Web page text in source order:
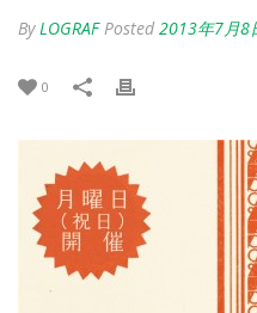
ByLOGRAF Posted 2013年7月8
0